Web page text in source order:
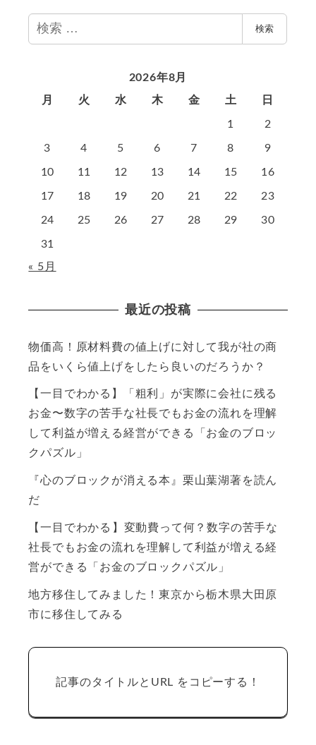
検
索
検索
2026年8月
月
火 水 木 金 土 日
1 2
3 4 5 6 7 8 9
10 11 12 13 14 15 16
17 18 19 20 21 22 23
24 25 26 27 28 29 30
31
« 5月
最近の投稿
物価高！原材料費の値上げに対して我が社の商
品をいくら値上げをしたら良いのだろうか？
【一目でわかる】「粗利」が実際に会社に残る
お金〜数字の苦手な社長でもお金の流れを理解
して利益が増える経営ができる「お金のブロッ
クパズル」
『心のブロックが消える本』栗山葉湖著を読ん
だ
【一目でわかる】変動費って何？数字の苦手な
社長でもお金の流れを理解して利益が増える経
営ができる「お金のブロックパズル」
地方移住してみました！東京から栃木県大田原
市に移住してみる
記事のタイトルとURL をコピーする！